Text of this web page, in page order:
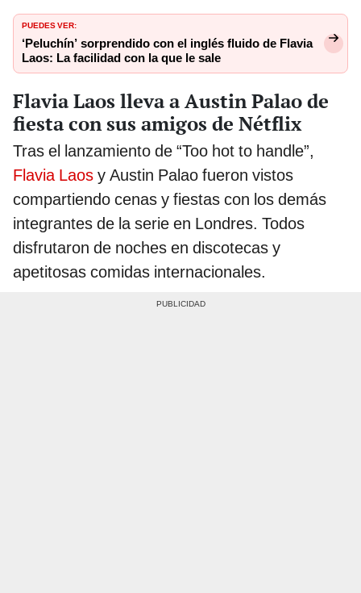
PUEDES VER:
‘Peluchín’ sorprendido con el inglés fluido de Flavia
Laos: La facilidad con la que le sale
Flavia Laos lleva a Austin Palao de
fiesta con sus amigos de Nétflix
Tras el lanzamiento de “Too hot to handle”,
Flavia Laos y Austin Palao fueron vistos
compartiendo cenas y fiestas con los demás
integrantes de la serie en Londres. Todos
disfrutaron de noches en discotecas y
apetitosas comidas internacionales.